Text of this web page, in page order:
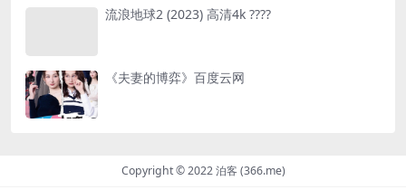
流浪地球2 (2023) 高清4k ????
《夫妻的博弈》百度云网
Copyright © 2022 泊客 (366.me)